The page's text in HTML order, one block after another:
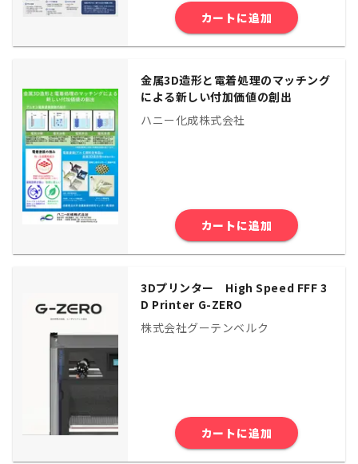
カートに追加
金属3D造形と電着処理のマッチング
による新しい付加価値の創出
ハニー化成株式会社
カートに追加
3Dプリンター High Speed FFF 3
D Printer G-ZERO
株式会社グーテンベルク
カートに追加